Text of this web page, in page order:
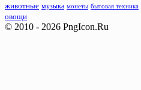
животные музыка монеты бытовая техника
овощи
© 2010 - 2026 PngIcon.Ru